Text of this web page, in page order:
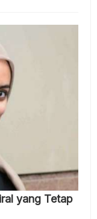
yang Tetap